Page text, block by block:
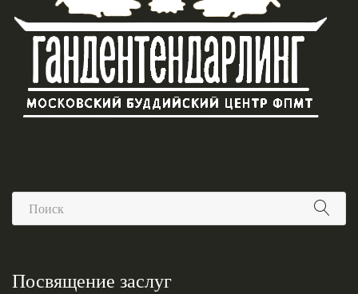
Посвящение заслуг